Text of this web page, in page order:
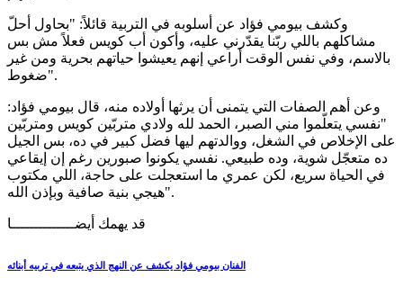
وكشف بيومي فؤاد عن أسلوبه في التربية قائلاً: "بحاول أحلّ
مشاكلهم باللي ربّنا يقدّرني عليه، وأكون أب كويس فعلاً مش بس
بالاسم، وفي نفس الوقت أراعي إنهم يعيشوا حياتهم بحرية ومن غير
ضغوط".
وعن أهم الصفات التي يتمنى أن يرثها أولاده منه، قال بيومي فؤاد:
"نفسي يتعلّموا مني الصبر، الحمد لله ولادي متربّين كويس ومتربّين
على الإخلاص في الشغل، ووالدتهم ليها فضل كبير في ده، بس الجيل
ده متعجّل شوية، وده طبيعي. نفسي يكونوا صبورين رغم إن إيقاعي
في الحياة سريع، لكن عمري ما استعجلت على حاجة، اللي مكتوب
هيجي بنية صافية وبإذن الله".
قد يهمك أيضــــــــــــــا
الفنان بيومي فؤاد يكشف عن النهج الذي يتبعه في تربيه أبنائه